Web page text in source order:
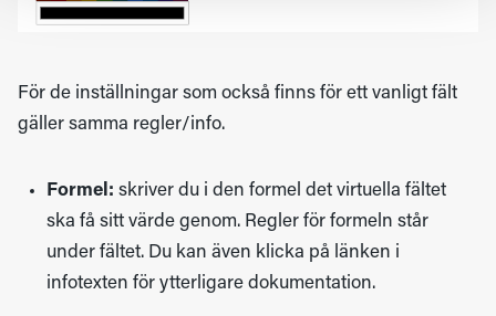
För de inställningar som också finns för ett vanligt fält
gäller samma regler/info.
Formel: skriver du i den formel det virtuella fältet
ska få sitt värde genom. Regler för formeln står
under fältet. Du kan även klicka på länken i
infotexten för ytterligare dokumentation.